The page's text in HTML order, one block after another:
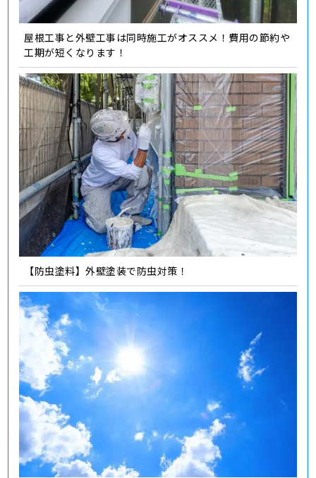
屋根工事と外壁工事は同時施工がオススメ！費用の節約や
工期が短くなります！
【防虫塗料】外壁塗装で防虫対策！